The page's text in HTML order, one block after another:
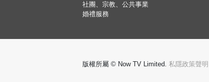
社團、宗教、公共事業
婚禮服務
版權所屬 © Now TV Limited. 私隱政策聲明